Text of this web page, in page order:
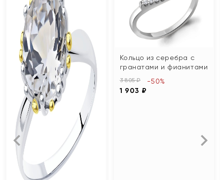
Кольцо из серебра с
гранатами и фианитами
3 805 ₽
1 903 ₽
-50%